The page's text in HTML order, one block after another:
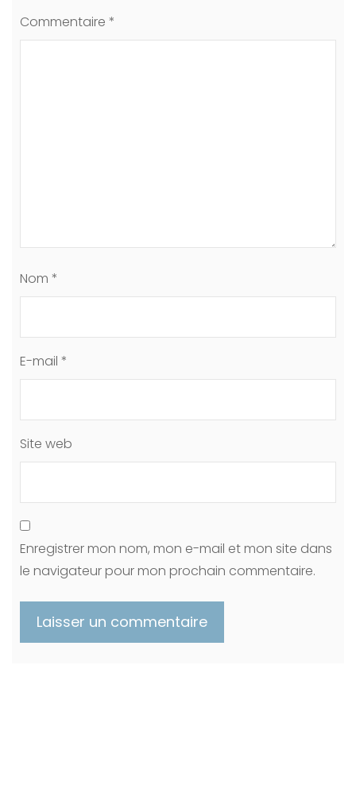
Commentaire *
Nom *
E-mail *
Site web
Enregistrer mon nom, mon e-mail et mon site dans
le navigateur pour mon prochain commentaire.